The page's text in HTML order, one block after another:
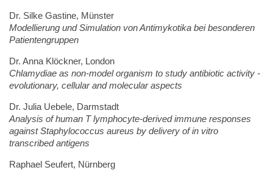
Dr. Silke Gastine, Münster
Modellierung und Simulation von Antimykotika bei besonderen
Patientengruppen
Dr. Anna Klöckner, London
Chlamydiae as non-model organism to study antibiotic activity -
evolutionary, cellular and molecular aspects
Dr. Julia Uebele, Darmstadt
Analysis of human T lymphocyte-derived immune responses
against Staphylococcus aureus by delivery of in vitro
transcribed antigens
Raphael Seufert, Nürnberg